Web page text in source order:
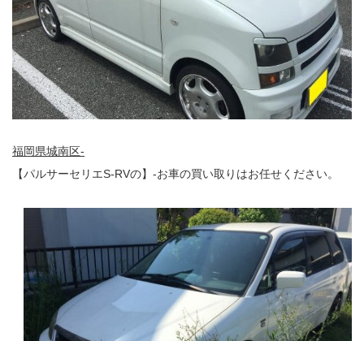
福岡県城南区-
【パルサーセリエS-RVの】-お車の買い取りはお任せください。